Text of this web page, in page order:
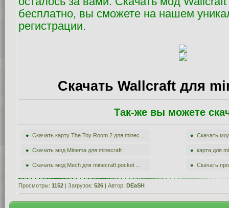
бесплатно, вы сможете на нашем
регистрации.
Скачать Wallcraft для
Так-же вы можете
Скачать карту The Toy Room 2 для minec... Скачать
Скачать мод Minema для minecraft карта для
Скачать мод Mech для minecraft pocket ... Скачать
Просмотры: 1152 | Загрузок: 526 | Автор: DEaSH